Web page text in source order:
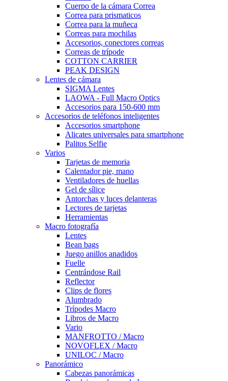
Cuerpo de la cámara Correa
Correa para prismaticos
Correa para la muñeca
Correas para mochilas
Accesorios, conectores correas
Correas de trípode
COTTON CARRIER
PEAK DESIGN
Lentes de cámara
SIGMA Lentes
LAOWA - Full Macro Optics
Accesorios para 150-600 mm
Accesorios de teléfonos inteligentes
Accesorios smartphone
Alicates universales para smartphone
Palitos Selfie
Varios
Tarjetas de memoria
Calentador pie, mano
Ventiladores de huellas
Gel de sílice
Antorchas y luces delanteras
Lectores de tarjetas
Herramientas
Macro fotografía
Lentes
Bean bags
Juego anillos anadidos
Fuelle
Centrándose Rail
Reflector
Clips de flores
Alumbrado
Trípodes Macro
Libros de Macro
Vario
MANFROTTO / Macro
NOVOFLEX / Macro
UNILOC / Macro
Panorámico
Cabezas panorámicas